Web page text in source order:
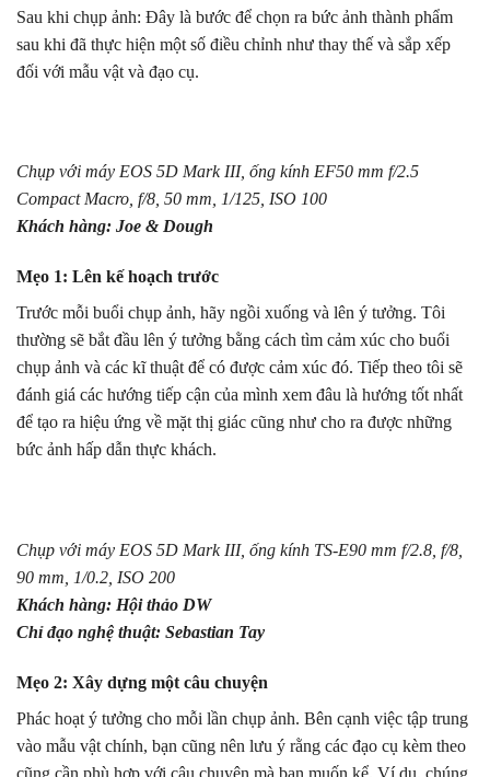
Sau khi chụp ảnh: Đây là bước để chọn ra bức ảnh thành phẩm
sau khi đã thực hiện một số điều chỉnh như thay thế và sắp xếp
đối với mẫu vật và đạo cụ.
Chụp với máy EOS 5D Mark III, ống kính EF50 mm f/2.5
Compact Macro, f/8, 50 mm, 1/125, ISO 100
Khách hàng: Joe & Dough
Mẹo 1: Lên kế hoạch trước
Trước mỗi buổi chụp ảnh, hãy ngồi xuống và lên ý tưởng. Tôi
thường sẽ bắt đầu lên ý tưởng bằng cách tìm cảm xúc cho buổi
chụp ảnh và các kĩ thuật để có được cảm xúc đó. Tiếp theo tôi sẽ
đánh giá các hướng tiếp cận của mình xem đâu là hướng tốt nhất
để tạo ra hiệu ứng về mặt thị giác cũng như cho ra được những
bức ảnh hấp dẫn thực khách.
Chụp với máy EOS 5D Mark III, ống kính TS-E90 mm f/2.8, f/8,
90 mm, 1/0.2, ISO 200
Khách hàng: Hội thảo DW
Chỉ đạo nghệ thuật: Sebastian Tay
Mẹo 2: Xây dựng một câu chuyện
Phác hoạt ý tưởng cho mỗi lần chụp ảnh. Bên cạnh việc tập trung
vào mẫu vật chính, bạn cũng nên lưu ý rằng các đạo cụ kèm theo
cũng cần phù hợp với câu chuyện mà bạn muốn kể. Ví dụ, chúng